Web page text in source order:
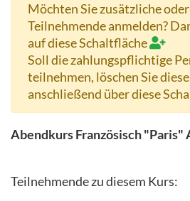
Möchten Sie zusätzliche
Teilnehmende anmelden?
auf diese Schaltfläche
Soll die zahlungspflichtige
teilnehmen, löschen Sie
anschließend über diese
Abendkurs Französisch "Paris"
Teilnehmende zu diesem Kurs: